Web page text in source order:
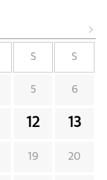
S S
5 6
12 13
19 20